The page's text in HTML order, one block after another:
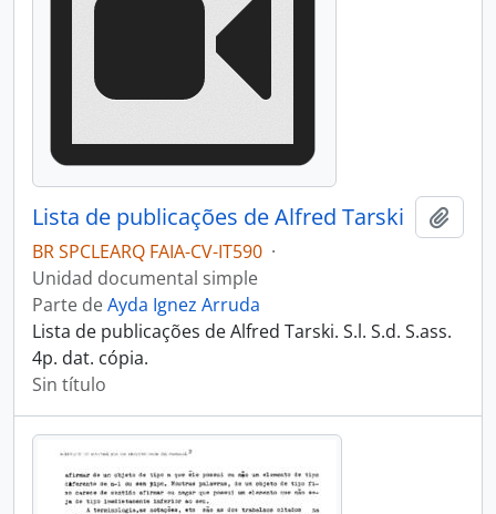
Lista de publicações de Alfred Tarski
BR SPCLEARQ FAIA-CV-IT590 ·
Unidad documental simple
Parte deAyda Ignez Arruda
Lista de publicações de Alfred Tarski. S.l. S.d. S.ass.
4p. dat. cópia.
Sin título